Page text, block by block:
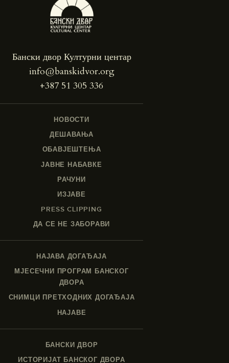
Бански двор Културни центар
info@banskidvor.org
+387 51 305 336
НОВОСТИ
ДЕШАВАЊА
ОБАВЈЕШТЕЊА
ЈАВНЕ НАБАВКЕ
РАЧУНИ
ИЗЈАВЕ
PRESS CLIPPING
ДА СЕ НЕ ЗАБОРАВИ
НАЈАВА ДОГАЂАЈА
МЈЕСЕЧНИ ПРОГРАМ БАНСКОГ
ДВОРА
СНИМЦИ ПРЕТХОДНИХ ДОГАЂАЈА
НАЈАВЕ
БАНСКИ ДВОР
ИСТОРИЈАТ БАНСКОГ ДВОРА